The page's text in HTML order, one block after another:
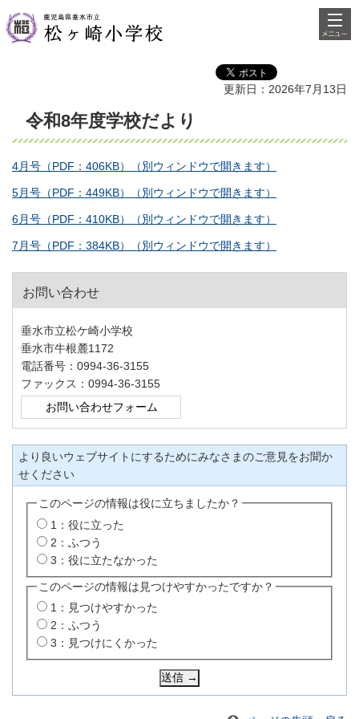
鹿児島県垂水市立松ヶ崎小学校
検索・
共通メ
ニュー
更新日：2026年7月13日
令和8年度学校だより
4月号（PDF：406KB）（別ウィンドウで開きます）
5月号（PDF：449KB）（別ウィンドウで開きます）
6月号（PDF：410KB）（別ウィンドウで開きます）
7月号（PDF：384KB）（別ウィンドウで開きます）
お問い合わせ
垂水市立松ケ崎小学校
垂水市牛根麓1172
電話番号：0994-36-3155
ファックス：0994-36-3155
より良いウェブサイトにするためにみなさまのご意見をお聞か
せください
このページの情報は役に立ちましたか？
1：役に立った
2：ふつう
3：役に立たなかった
このページの情報は見つけやすかったですか？
1：見つけやすかった
2：ふつう
3：見つけにくかった